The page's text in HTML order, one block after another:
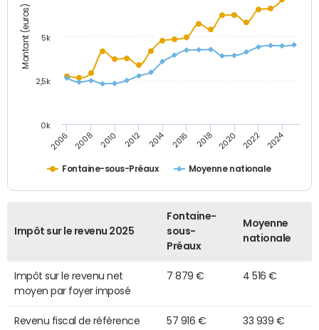
Montant (euros)
Fontaine-sous-Préaux Moyenne nationale
2006 2008 2010 2012 2014 2016 2018 2020 2022 2024
0k
2,5k
5k
Impôt sur le revenu 2025
Fontaine-
sous-
Préaux
Moyenne
nationale
Impôt sur le revenu net
moyen par foyer imposé
7 879 € 4 516 €
Revenu fiscal de référence
57 916 € 33 939 €